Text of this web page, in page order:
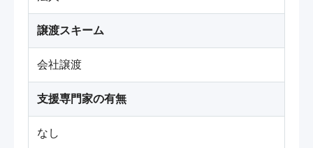
譲渡スキーム
会社譲渡
支援専門家の有無
なし